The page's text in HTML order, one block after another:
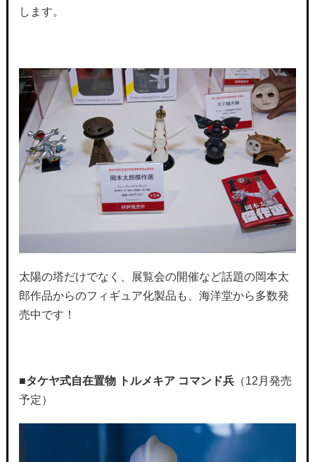
します。
太陽の塔だけでなく、展覧会の開催など話題の岡本太
郎作品からのフィギュア化製品も、海洋堂から多数発
売中です！
■タケヤ式自在置物 トルメキア コマンド兵（12月発売
予定）